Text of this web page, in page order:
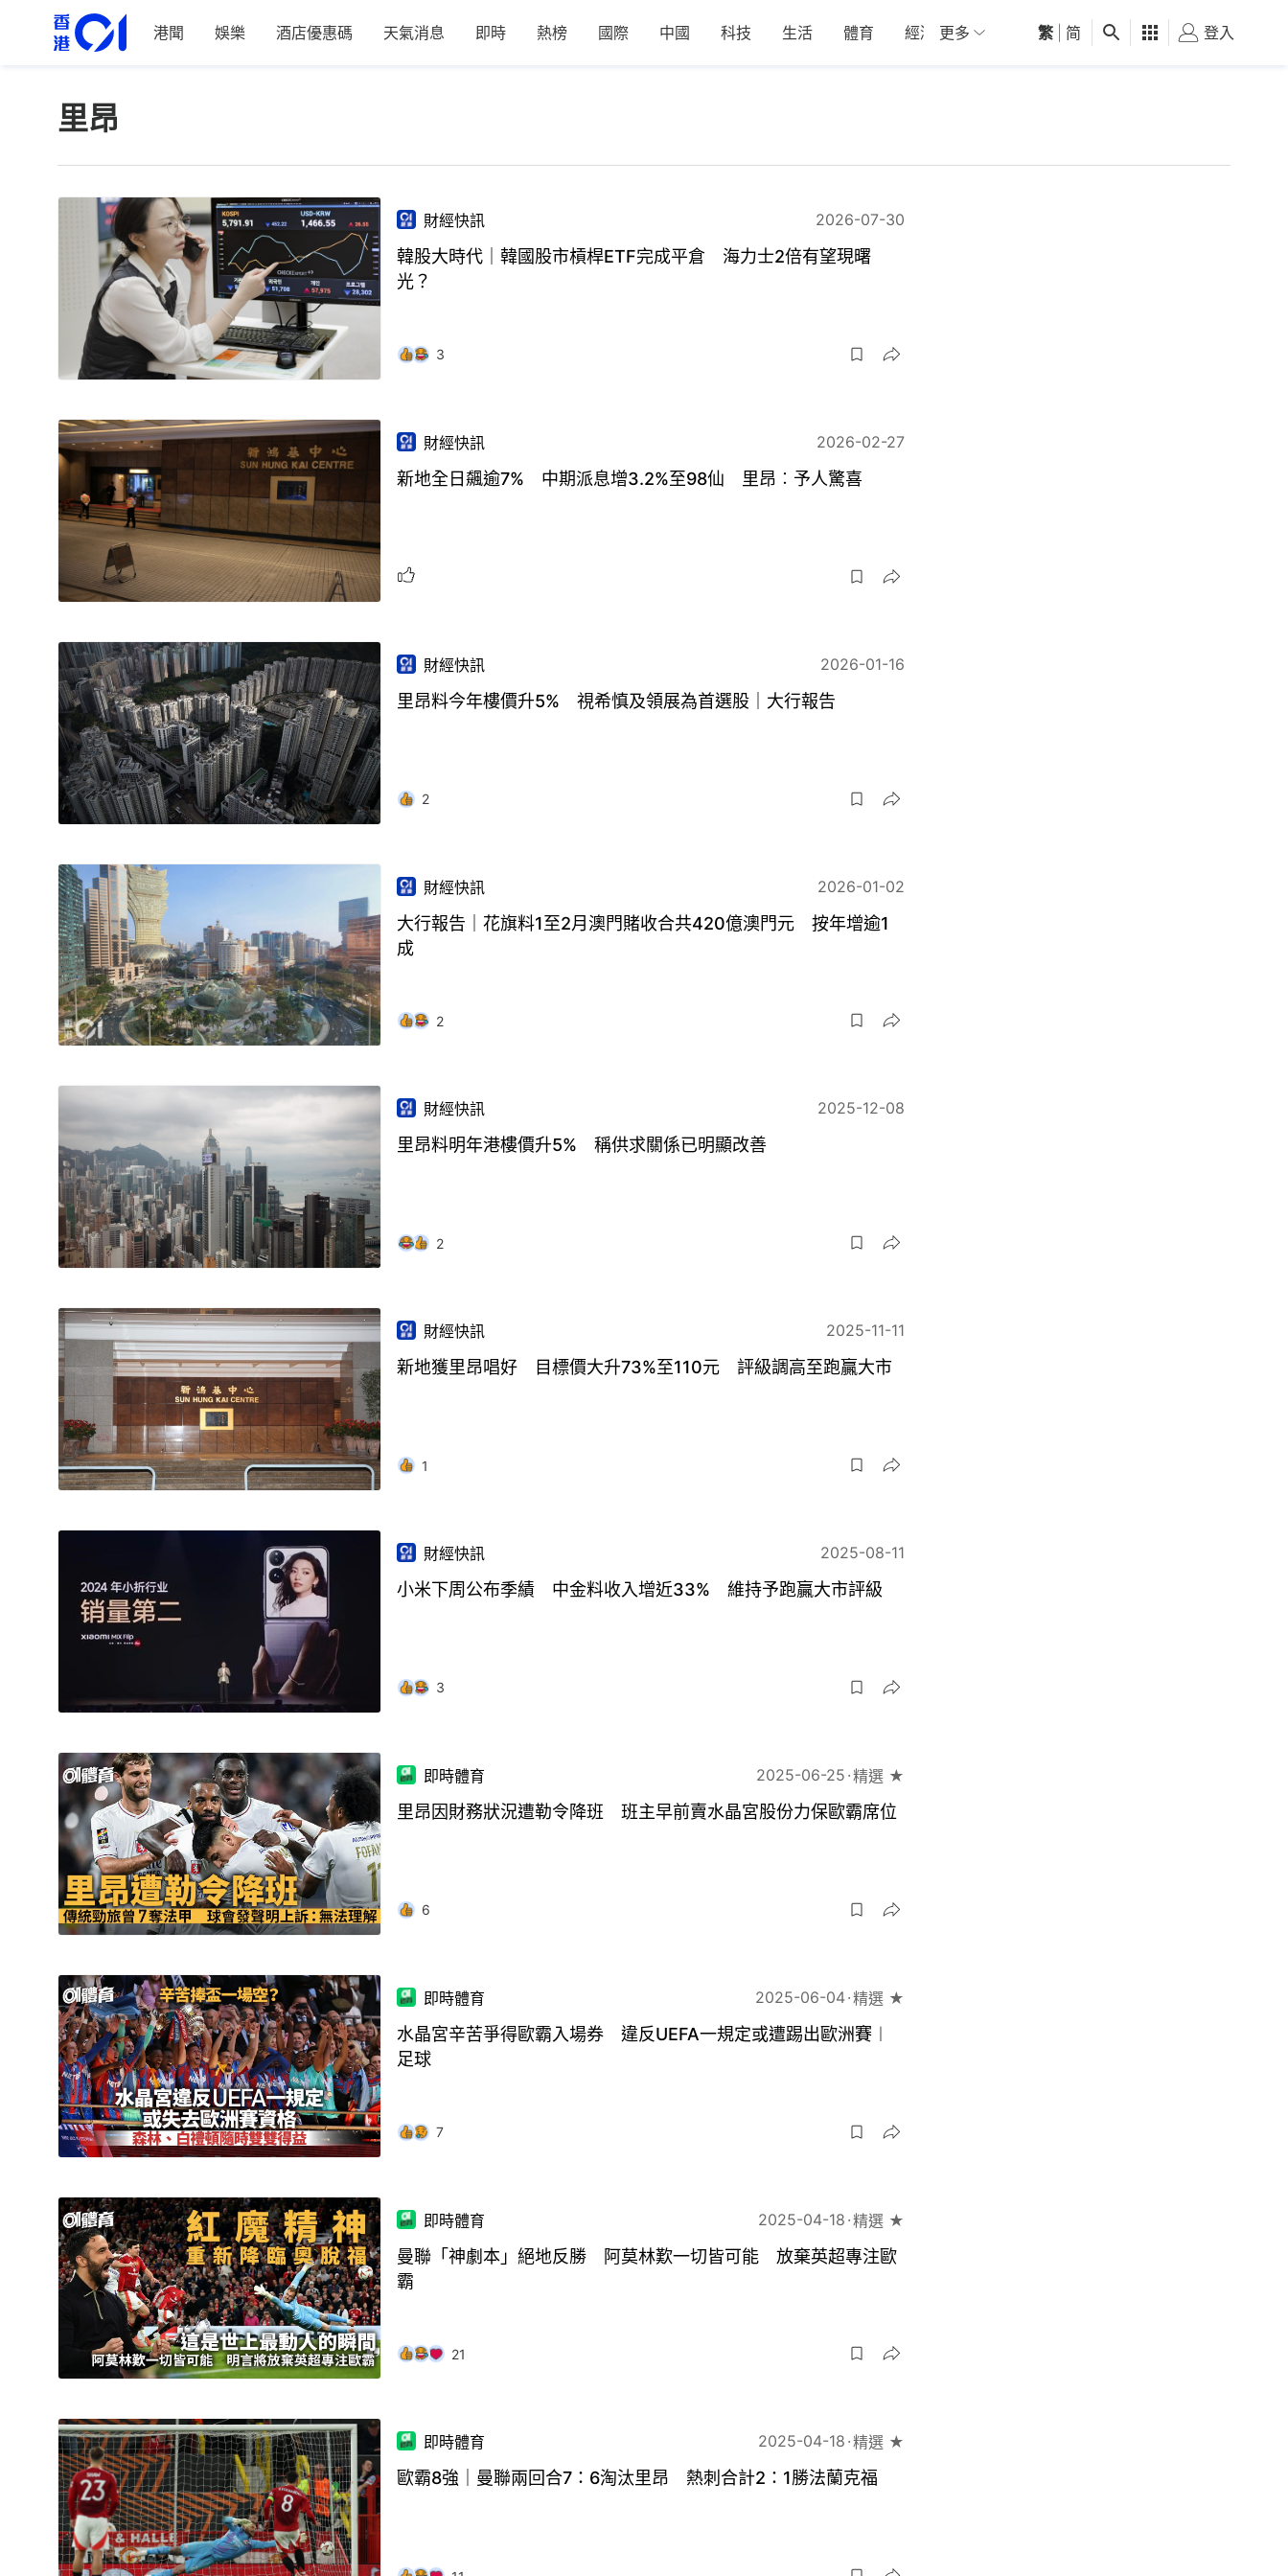
港聞 娛樂 酒店優惠碼 天氣消息 即時 熱榜 國際 中國 科技 生活 體育 經濟 01深圳 觀點 健康 好食玩飛
更多 繁 简 登入
里昂
財經快訊 2026-07-30
韓股大時代｜韓國股市槓桿ETF完成平倉 海力士2倍有望現曙
光？
3
財經快訊 2026-02-27
新地全日飆逾7% 中期派息增3.2%至98仙 里昂︰予人驚喜
財經快訊 2026-01-16
里昂料今年樓價升5% 視希慎及領展為首選股｜大行報告
2
財經快訊 2026-01-02
大行報告｜花旗料1至2月澳門賭收合共420億澳門元 按年增逾1
成
2
財經快訊 2025-12-08
里昂料明年港樓價升5% 稱供求關係已明顯改善
2
財經快訊 2025-11-11
新地獲里昂唱好 目標價大升73%至110元 評級調高至跑贏大市
1
財經快訊 2025-08-11
小米下周公布季績 中金料收入增近33% 維持予跑贏大市評級
3
即時體育 2025-06-25 精選 ★
里昂因財務狀況遭勒令降班 班主早前賣水晶宮股份力保歐霸席位
6
即時體育 2025-06-04 精選 ★
水晶宮辛苦爭得歐霸入場券 違反UEFA一規定或遭踢出歐洲賽︱
足球
7
即時體育 2025-04-18 精選 ★
曼聯「神劇本」絕地反勝 阿莫林歎一切皆可能 放棄英超專注歐
霸
21
即時體育 2025-04-18 精選 ★
歐霸8強｜曼聯兩回合7：6淘汰里昂 熱刺合計2：1勝法蘭克福